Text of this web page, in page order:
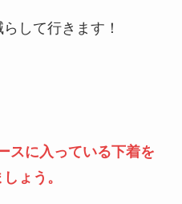
して行きます！
スに入っている下着を
ょう。